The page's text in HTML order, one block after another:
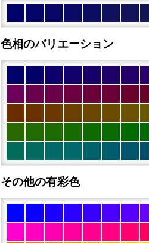
色相のバリエーション
その他の有彩色